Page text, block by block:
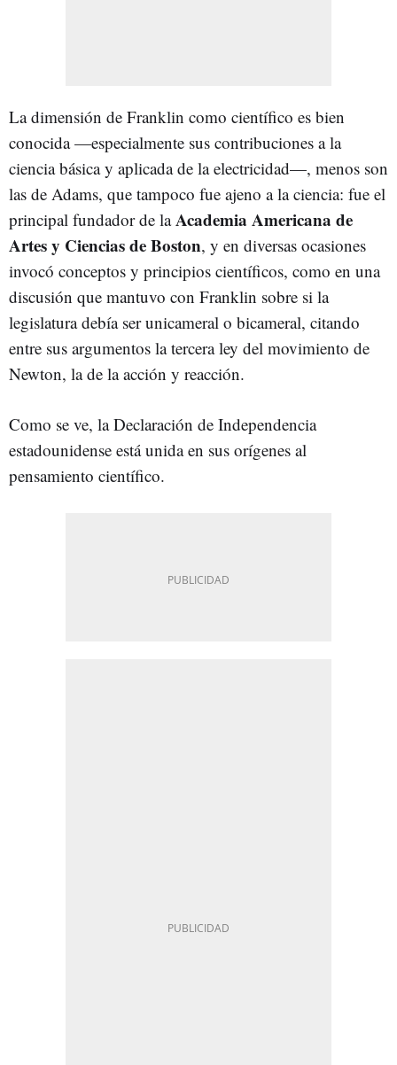
La dimensión de Franklin como científico es bien
conocida —especialmente sus contribuciones a la
ciencia básica y aplicada de la electricidad—, menos son
las de Adams, que tampoco fue ajeno a la ciencia: fue el
principal fundador de laAcademia Americana de
Artes y Ciencias de Boston, y en diversas ocasiones
invocó conceptos y principios científicos, como en una
discusión que mantuvo con Franklin sobre si la
legislatura debía ser unicameral o bicameral, citando
entre sus argumentos la tercera ley del movimiento de
Newton, la de la acción y reacción.
Como se ve, la Declaración de Independencia
estadounidense está unida en sus orígenes al
pensamiento científico.